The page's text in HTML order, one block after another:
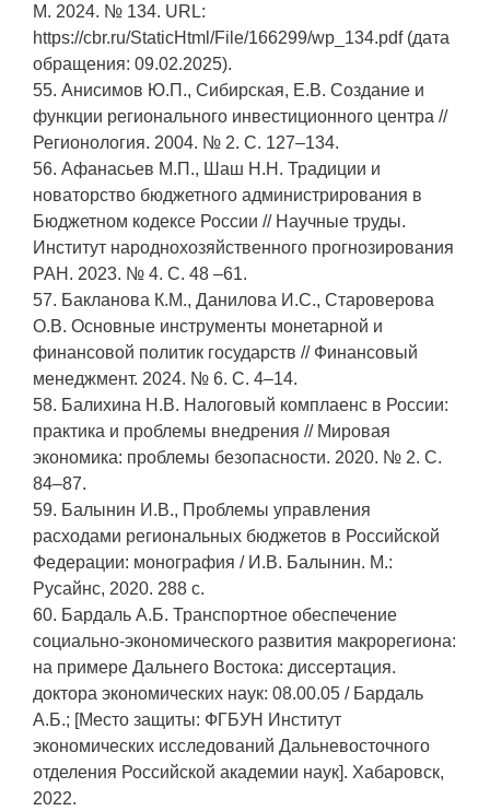
М. 2024. № 134. URL:
https://cbr.ru/StaticHtml/File/166299/wp_134.pdf (дата
обращения: 09.02.2025).
55. Анисимов Ю.П., Сибирская, Е.В. Создание и
функции регионального инвестиционного центра //
Регионология. 2004. № 2. С. 127–134.
56. Афанасьев М.П., Шаш Н.Н. Традиции и
новаторство бюджетного администрирования в
Бюджетном кодексе России // Научные труды.
Институт народнохозяйственного прогнозирования
РАН. 2023. № 4. С. 48 –61.
57. Бакланова К.М., Данилова И.С., Староверова
О.В. Основные инструменты монетарной и
финансовой политик государств // Финансовый
менеджмент. 2024. № 6. С. 4–14.
58. Балихина Н.В. Налоговый комплаенс в России:
практика и проблемы внедрения // Мировая
экономика: проблемы безопасности. 2020. № 2. С.
84–87.
59. Балынин И.В., Проблемы управления
расходами региональных бюджетов в Российской
Федерации: монография / И.В. Балынин. М.:
Русайнс, 2020. 288 с.
60. Бардаль А.Б. Транспортное обеспечение
социально-экономического развития макрорегиона:
на примере Дальнего Востока: диссертация.
доктора экономических наук: 08.00.05 / Бардаль
А.Б.; [Место защиты: ФГБУН Институт
экономических исследований Дальневосточного
отделения Российской академии наук]. Хабаровск,
2022.